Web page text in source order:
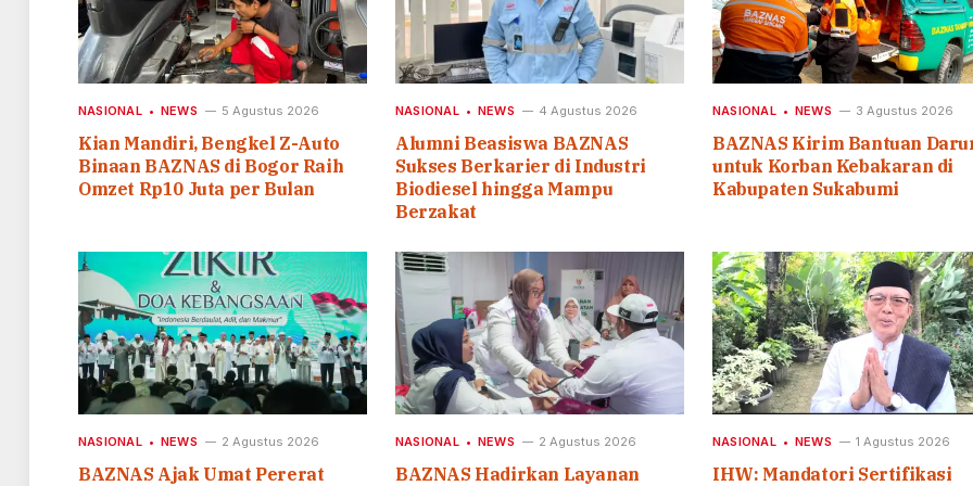
NASIONAL NEWS 5 Agustus 2026
Kian Mandiri, Bengkel Z-Auto
Binaan BAZNAS di Bogor Raih
Omzet Rp10 Juta per Bulan
NASIONAL NEWS 4 Agustus 2026
Alumni Beasiswa BAZNAS
Sukses Berkarier di Industri
Biodiesel hingga Mampu
Berzakat
NASIONAL NEWS 3 Agustus 2026
BAZNAS Kirim Bantuan
untuk Korban Kebakaran di
Kabupaten Sukabumi
NASIONAL NEWS 2 Agustus 2026
BAZNAS Ajak Umat Pererat
NASIONAL NEWS 2 Agustus 2026
BAZNAS Hadirkan Layanan
NASIONAL NEWS 1 Agustus 2026
IHW: Mandatori Sertifikasi